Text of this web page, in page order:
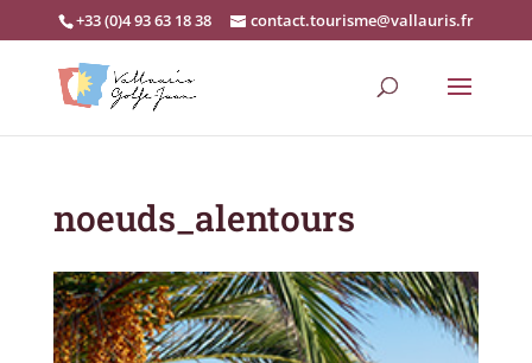
+33 (0)4 93 63 18 38 contact.tourisme@vallauris.fr
noeuds_alentours